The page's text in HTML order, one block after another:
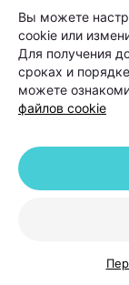
выпадения
многом
лечения.
Почему
можно
волос,
Вы можете
cookie или
Для получения
сроках и
можете
файлов cookie